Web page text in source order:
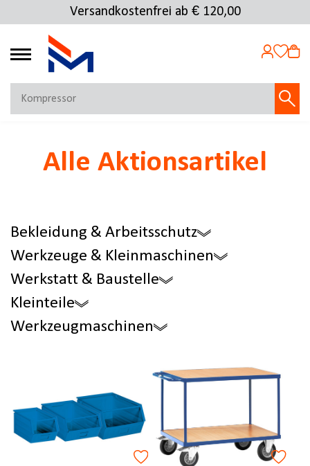
Versandkostenfrei ab € 120,00
Kostenlose Rücksendung
4.69
Jetzt anmelden
Alle Aktionsartikel
Bekleidung & Arbeitsschutz
Werkzeuge & Kleinmaschinen
Werkstatt & Baustelle
Kleinteile
Werkzeugmaschinen